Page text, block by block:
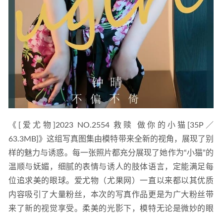
《[爱尤物]2023 NO.2554 救赎 做你的小猫[35P／
63.3MB]》这组写真图集由模特带来全新的视角，展现了别
样的魅力与诱惑。每一张照片都充分展现了她作为“小猫”的
温顺与妩媚，细腻的表情与诱人的肢体语言，定能满足每
位追求美的眼球。爱尤物（尤果网）一直以来都以其优质
内容吸引了大量粉丝，本次的写真作品更是为广大粉丝带
来了新的视觉享受。柔美的光影下，模特无论是微妙的眼